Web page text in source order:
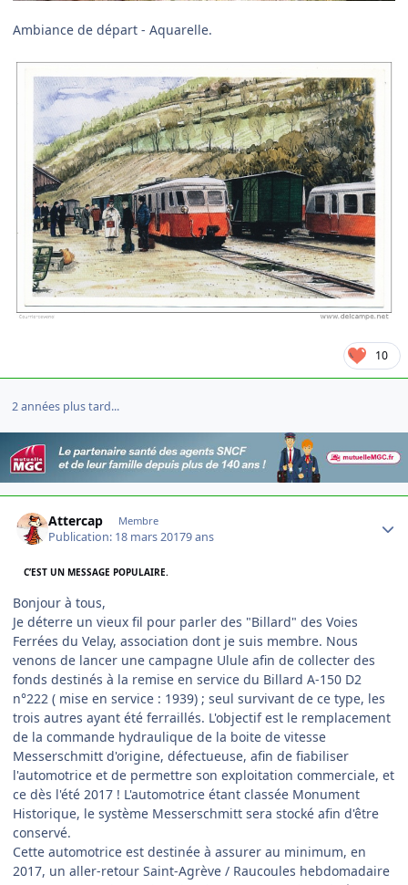
Ambiance de départ - Aquarelle.
10
2 années plus tard...
Attercap Membre
Publication: 18 mars 20179 ans
C’EST UN MESSAGE POPULAIRE.
Bonjour à tous,
Je déterre un vieux fil pour parler des "Billard" des Voies
Ferrées du Velay, association dont je suis membre. Nous
venons de lancer une campagne Ulule afin de collecter des
fonds destinés à la remise en service du Billard A-150 D2
n°222 ( mise en service : 1939) ; seul survivant de ce type, les
trois autres ayant été ferraillés. L'objectif est le remplacement
de la commande hydraulique de la boite de vitesse
Messerschmitt d'origine, défectueuse, afin de fiabiliser
l'automotrice et de permettre son exploitation commerciale, et
ce dès l'été 2017 ! L'automotrice étant classée Monument
Historique, le système Messerschmitt sera stocké afin d'être
conservé.
Cette automotrice est destinée à assurer au minimum, en
2017, un aller-retour Saint-Agrève / Raucoules hebdomadaire